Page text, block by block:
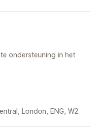
ondersteuning in het
London, ENG, W2